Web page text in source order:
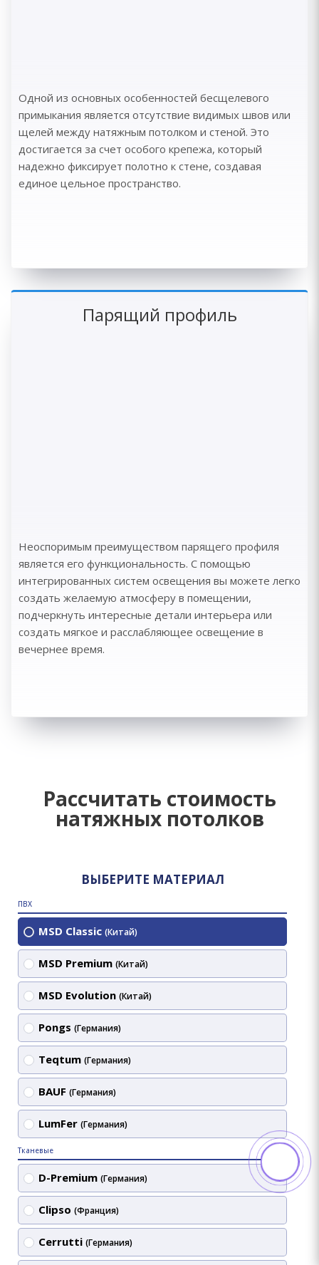
Одной из основных особенностей бесщелевого
примыкания является отсутствие видимых швов или
щелей между натяжным потолком и стеной. Это
достигается за счет особого крепежа, который
надежно фиксирует полотно к стене, создавая
единое цельное пространство.
Парящий профиль
Неоспоримым преимуществом парящего профиля
является его функциональность. С помощью
интегрированных систем освещения вы можете легко
создать желаемую атмосферу в помещении,
подчеркнуть интересные детали интерьера или
создать мягкое и расслабляющее освещение в
вечернее время.
Рассчитать стоимость
натяжных потолков
ВЫБЕРИТЕ МАТЕРИАЛ
ПВХ
MSD Classic (Китай)
MSD Premium (Китай)
MSD Evolution (Китай)
Pongs (Германия)
Teqtum (Германия)
BAUF (Германия)
LumFer (Германия)
Тканевые
D-Premium (Германия)
Clipso (Франция)
Cerrutti (Германия)